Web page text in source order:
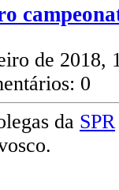
de 2018,
0
da SPR